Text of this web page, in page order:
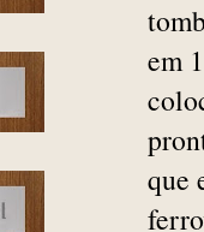
em
que